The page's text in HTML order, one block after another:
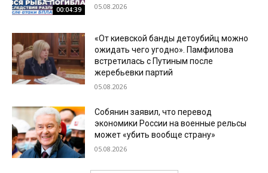
00:04:39 05.08.2026
«От киевской банды детоубийц можно
ожидать чего угодно». Памфилова
встретилась с Путиным после
жеребьевки партий
05.08.2026
Собянин заявил, что перевод
экономики России на военные рельсы
может «убить вообще страну»
05.08.2026